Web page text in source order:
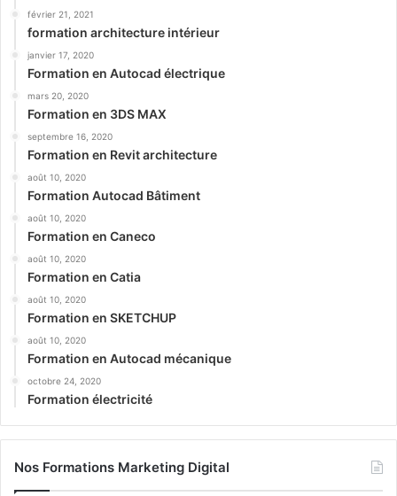
février 21, 2021
formation architecture intérieur
janvier 17, 2020
Formation en Autocad électrique
mars 20, 2020
Formation en 3DS MAX
septembre 16, 2020
Formation en Revit architecture
août 10, 2020
Formation Autocad Bâtiment
août 10, 2020
Formation en Caneco
août 10, 2020
Formation en Catia
août 10, 2020
Formation en SKETCHUP
août 10, 2020
Formation en Autocad mécanique
octobre 24, 2020
Formation électricité
Nos Formations Marketing Digital